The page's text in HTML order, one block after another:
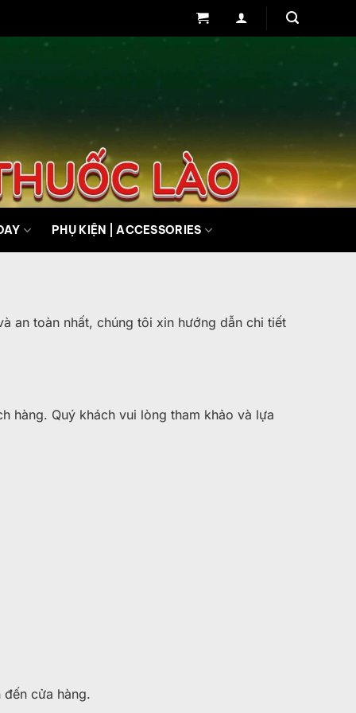
PHỤ KIỆN | ACCESSORIES
an toàn nhất, chúng tôi xin hướng dẫn chi tiết
hàng. Quý khách vui lòng tham khảo và lựa
cửa hàng.